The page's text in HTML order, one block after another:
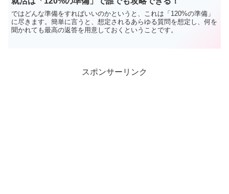
ではどんな準備をすればいいのかというと、これは「120%の準備」
に尽きます。簡単に言うと、想定されるあらゆる質問を想定し、何を
聞かれても最高の返答を用意しておくということです。
スポンサーリンク